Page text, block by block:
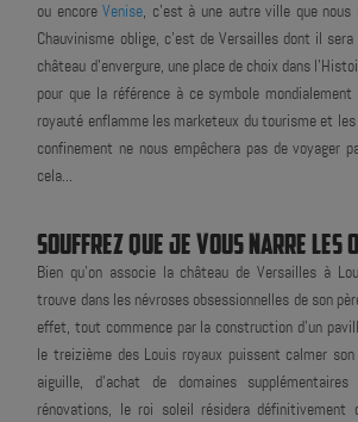
ou encoreVenise, c'est à une autre ville que nous
Chauvinisme oblige, c'est de Versailles dont il
château d'envergure, une place de choix dans
pour que la référence à ce symbole
royauté enflamme les marketeux du tourisme et
confinement ne nous empêchera pas de voyager
cela...
SOUFFREZ QUE JE VOUS NARRE LES
Bien qu'on associe la château de Versailles à
trouve dans les névroses obsessionnelles de son
effet, tout commence par la construction d'un
le treizième des Louis royaux puissent calmer
aiguille, d'achat de domaines
rénovations, le roi soleil résidera définitivement